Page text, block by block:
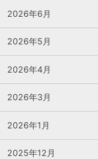
2026年6月
2026年5月
2026年4月
2026年3月
2026年1月
2025年12月